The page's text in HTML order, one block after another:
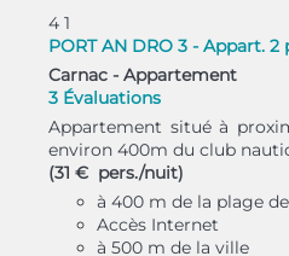
4 1
PORT AN DRO 3 - Appart. 2
Carnac - Appartement
3 Évaluations
Appartement situé à
environ 400m du club
(31 € pers./nuit)
à 400 m de la plage
Accès Internet
à 500 m de la ville